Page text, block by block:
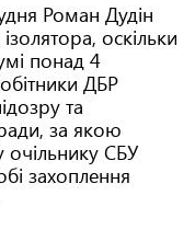
Роман Дудін
оскільки
понад 4
ДБР
та
за якою
очільнику СБУ
захоплення